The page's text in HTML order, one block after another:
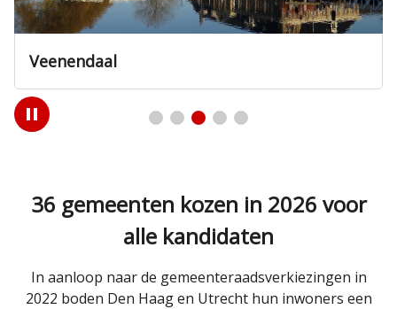
Veenendaal
Play
/
36 gemeenten kozen in 2026 voor
alle kandidaten
In aanloop naar de gemeenteraadsverkiezingen in
2022 boden Den Haag en Utrecht hun inwoners een